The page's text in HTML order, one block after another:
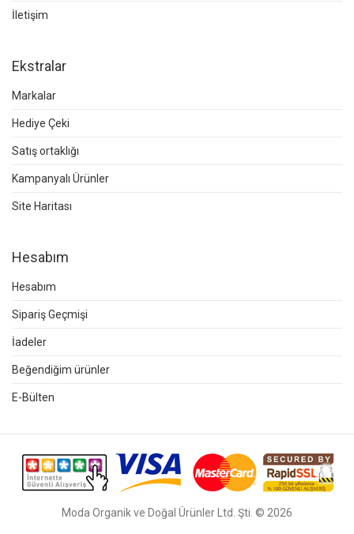
İletişim
Ekstralar
Markalar
Hediye Çeki
Satış ortaklığı
Kampanyalı Ürünler
Site Haritası
Hesabım
Hesabım
Sipariş Geçmişi
İadeler
Beğendiğim ürünler
E-Bülten
Moda Organik ve Doğal Ürünler Ltd. Şti. © 2026